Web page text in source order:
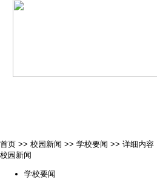
首页 >> 校园新闻 >> 学校要闻 >> 详细内容
校园新闻
学校要闻